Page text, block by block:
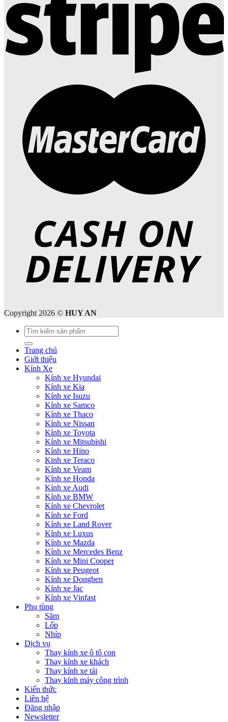
Copyright 2026 © HUY AN
Tìm
kiếm:
Trang chủ
Giới thiệu
Kính Xe
Kính xe Hyundai
Kính xe Kia
Kính xe Isuzu
Kính xe Samco
Kính xe Thaco
Kính xe Nissan
Kính xe Toyota
Kính xe Mitsubishi
Kính xe Hino
Kinh xe Teraco
Kính xe Veam
Kính xe Honda
Kính xe Audi
Kính xe BMW
Kính xe Chevrolet
Kính xe Ford
Kính xe Land Rover
Kính xe Luxus
Kính xe Mazda
Kính xe Mercedes Benz
Kính xe Mini Cooper
Kính xe Peugeot
Kính xe Dongben
Kính xe Jac
Kính xe Vinfast
Phụ tùng
Săm
Lốp
Nhíp
Dịch vụ
Thay kính xe ô tô con
Thay kính xe khách
Thay kính xe tải
Thay kính máy công trình
Kiến thức
Liên hệ
Đăng nhập
Newsletter